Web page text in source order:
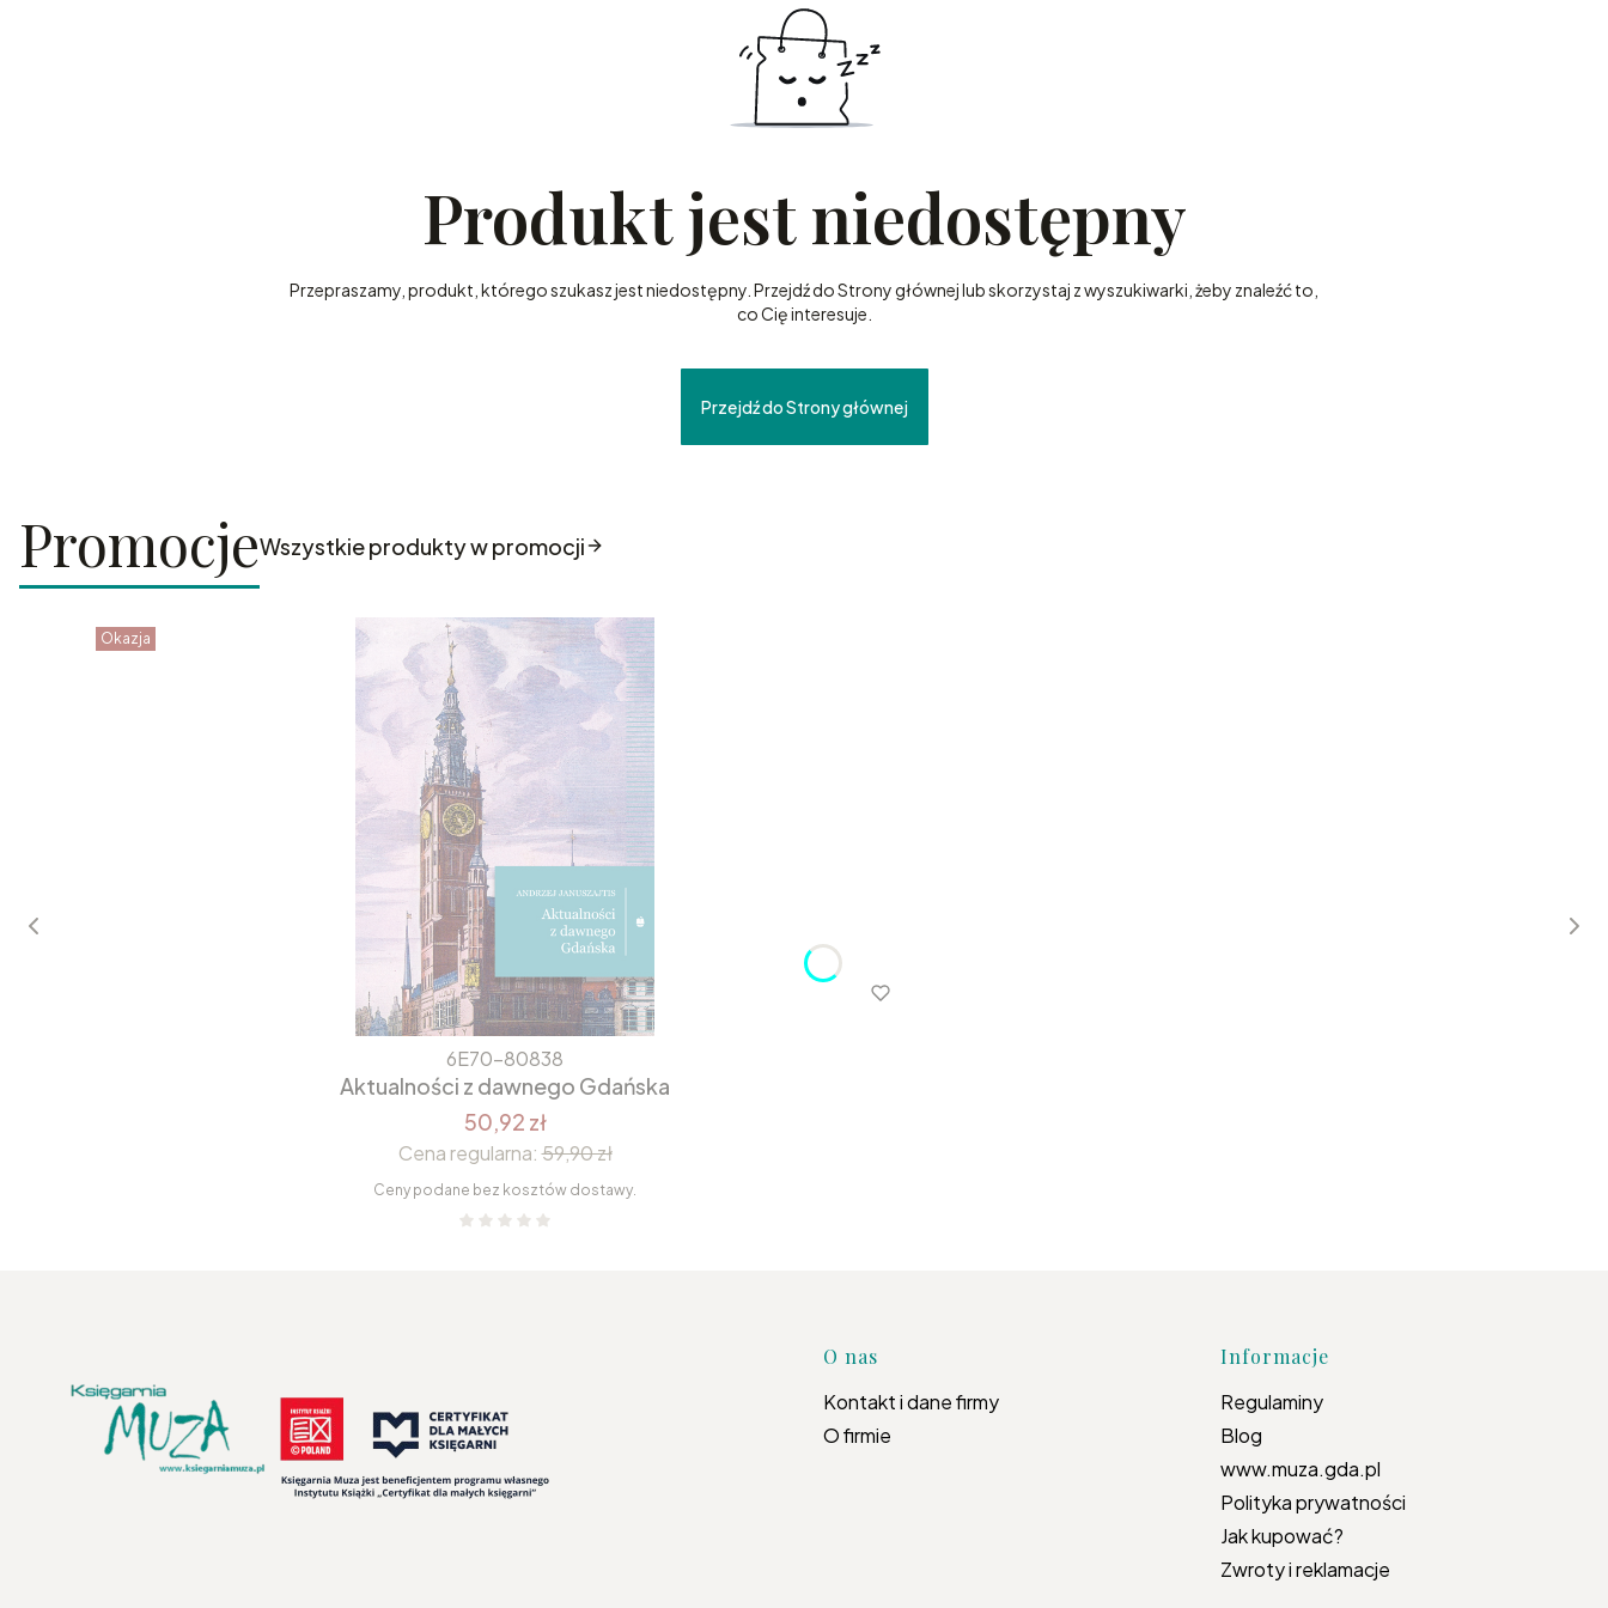
Produkt jest niedostępny
Przepraszamy, produkt, którego szukasz jest niedostępny. Przejdź do Strony głównej lub skorzystaj z wyszukiwarki, żeby znaleźć to,
co Cię interesuje.
Przejdź do Strony głównej
PromocjeWszystkie produkty w promocji
Okazja
6E70-80838
Aktualności z dawnego Gdańska
50,92 zł
Cena regularna: 59,90 zł
Ceny podane bez kosztów dostawy.
Linki w stopce
O nas
Kontakt i dane firmy
O firmie
Informacje
Regulaminy
Blog
www.muza.gda.pl
Polityka prywatności
Jak kupować?
Zwroty i reklamacje